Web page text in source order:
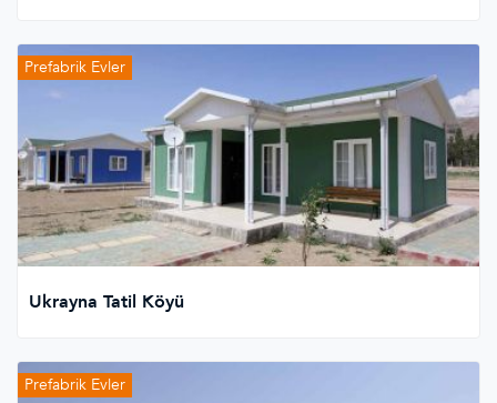
Prefabrik Evler
Ukrayna Tatil Köyü
Prefabrik Evler